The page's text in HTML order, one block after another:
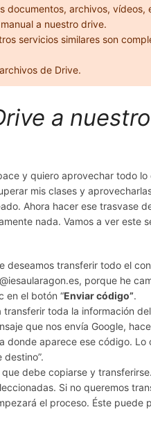
documentos, archivos, vídeos,
a nuestro drive.
servicios similares son
de Drive.
a
y quiero aprovechar todo lo
mis clases y
Ahora hacer ese trasvase
nada. Vamos a ver este
transferir todo el
porque he
en el botón “Enviar código”.
toda la información
que nos envía Google,
donde aparece ese código.
debe copiarse y
Si no queremos
el proceso. Éste puede